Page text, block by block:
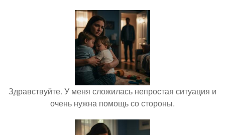
Здравствуйте. У меня сложилась непростая ситуация и
очень нужна помощь со стороны.